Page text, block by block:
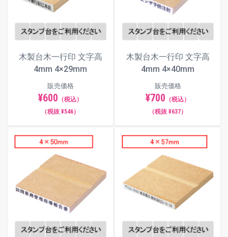
木製台木一行印 文字高
4mm 4×29mm
販売価格
¥600 （税込）
（税抜 ¥546）
木製台木一行印 文字高
4mm 4×40mm
販売価格
¥700 （税込）
（税抜 ¥637）